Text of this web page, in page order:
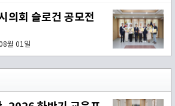
의회 슬로건 공모전
월 01일